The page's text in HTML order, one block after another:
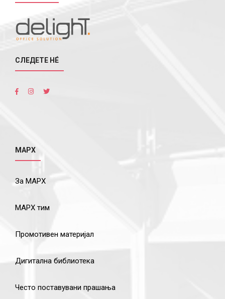
СЛЕДЕТЕ НÉ
МАРХ
За МАРХ
МАРХ тим
Промотивен материјал
Дигитална библиотека
Често поставувани прашања